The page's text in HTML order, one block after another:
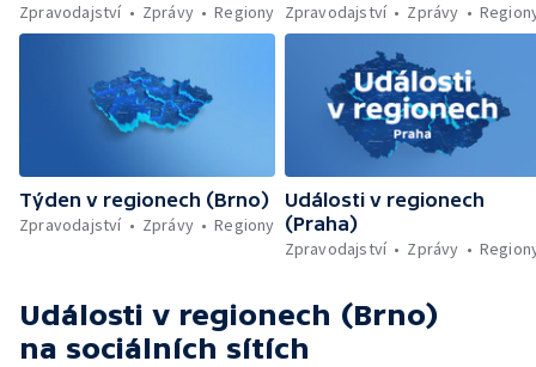
Zpravodajství
Zprávy Regiony Zpravodajství
Zprávy
Týden v regionech (Brno)
Zpravodajství
Zprávy Regiony
Události v regionech
(Praha)
Zpravodajství
Zprávy
Události v regionech (Brno)
na sociálních sítích